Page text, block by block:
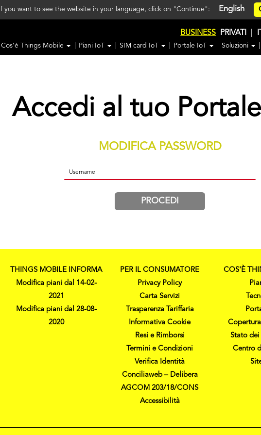
If you want to see the website in your language, click on "Continue": English
BUSINESS PRIVATI
Cos’è Things Mobile Piani IoT SIM card IoT Portale IoT Soluzioni
Accedi al tuo
MODIFICA PASSWORD
THINGS MOBILE INFORMA
Modifica piani dal 14-02-
2021
Modifica piani dal 28-08-
2020
PER IL CONSUMATORE
Privacy Policy
Carta Servizi
Trasparenza Tariffaria
Informativa Cookie
Resi e Rimborsi
Termini e Condizioni
Verifica Identità
Conciliaweb – Delibera
AGCOM 203/18/CONS
Accessibilità
COS'È
Stato dei
Centro